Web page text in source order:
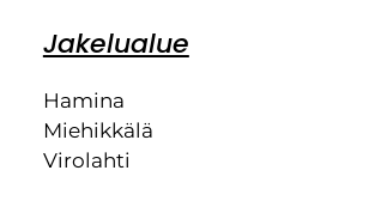
Jakelualue
Hamina
Miehikkälä
Virolahti